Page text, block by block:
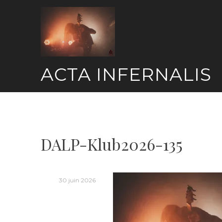
ACTA INFERNALIS
DALP-Klub2026-135
30 juin 2026